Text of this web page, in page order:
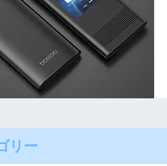
リー